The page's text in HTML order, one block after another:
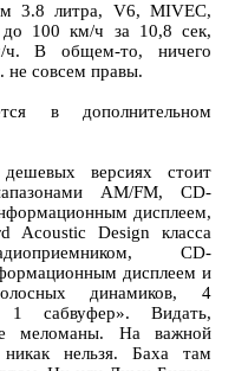
3.8 литра, V6, MIVEC,
100 км/ч за 10,8 сек,
ч. В общем-то, ничего
не совсем правы.
в дополнительном
версиях стоит
AM/FM, CD-
дисплеем,
Acoustic Design класса
CD-
дисплеем и
динамиков, 4
1 сабвуфер». Видать,
меломаны. На важной
нельзя. Баха там